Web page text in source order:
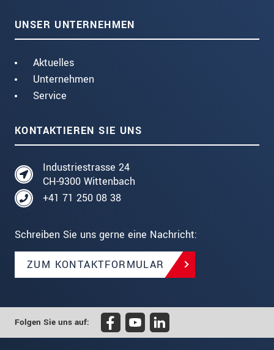
UNSER UNTERNEHMEN
Aktuelles
Unternehmen
Service
KONTAKTIEREN SIE UNS
Industriestrasse 24
CH-9300 Wittenbach
+41 71 250 08 38
Schreiben Sie uns gerne eine Nachricht:
ZUM KONTAKTFORMULAR
Folgen Sie uns auf: